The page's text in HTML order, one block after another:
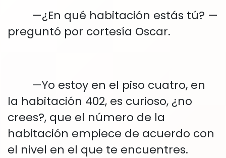
—¿En qué habitación estás tú? —
preguntó por cortesía Oscar.
—Yo estoy en el piso cuatro, en
la habitación 402, es curioso, ¿no
crees?, que el número de la
habitación empiece de acuerdo con
el nivel en el que te encuentres.